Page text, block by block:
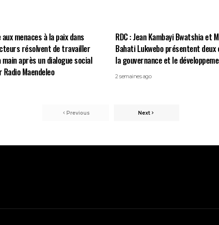
menaces à la paix dans
résolvent de travailler
main après un dialogue social
Maendeleo
RDC : Jean Kambayi Bwatshia et
Bahati Lukwebo présentent
la gouvernance et le
2 semaines ago
Previous Next